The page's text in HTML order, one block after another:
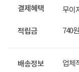
결제혜택 무이
적립금 740
배송정보 업체